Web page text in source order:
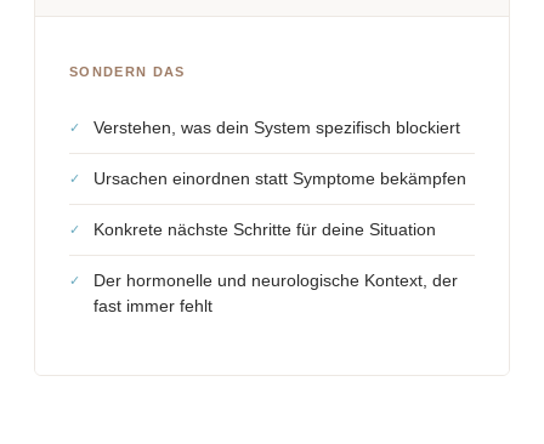
SONDERN DAS
Verstehen, was dein System spezifisch blockiert
Ursachen einordnen statt Symptome bekämpfen
Konkrete nächste Schritte für deine Situation
Der hormonelle und neurologische Kontext, der
fast immer fehlt